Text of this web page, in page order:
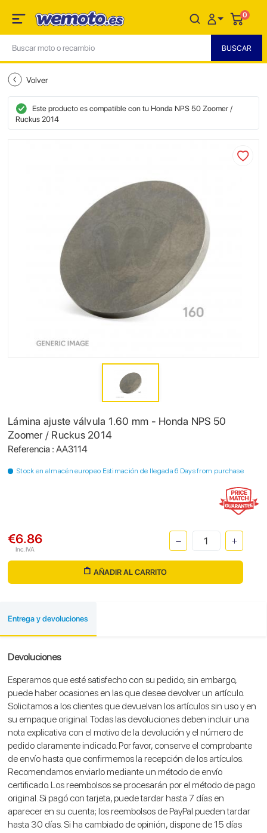
0
Volver
Este producto es compatible con tu Honda NPS 50 Zoomer /
Ruckus 2014
Lámina ajuste válvula 1.60 mm - Honda NPS 50
Zoomer / Ruckus 2014
Referencia : AA3114
Stock en almacén europeo Estimación de llegada 6 Days from purchase
€6.86
Inc. IVA
AÑADIR AL CARRITO
Entrega y devoluciones
Devoluciones
Esperamos que esté satisfecho con su pedido; sin embargo,
puede haber ocasiones en las que desee devolver un artículo.
Solicitamos a los clientes que devuelvan los artículos sin uso y en
su empaque original. Todas las devoluciones deben incluir una
nota explicativa con el motivo de la devolución y el número de
pedido claramente indicado. Por favor, conserve el comprobante
de envío hasta que confirmemos la recepción de los artículos.
Recomendamos enviarlo mediante un método de envío
certificado. Los reembolsos se procesarán por el método de pago
original. Si pagó con tarjeta, puede tardar hasta 7 días en
aparecer en su cuenta; los reembolsos de PayPal pueden tardar
hasta 30 días. Si ha cambiado de opinión, dispone de 15 días